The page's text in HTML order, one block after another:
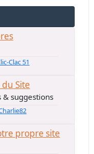
Clac 51
du Site
& suggestions
propre site